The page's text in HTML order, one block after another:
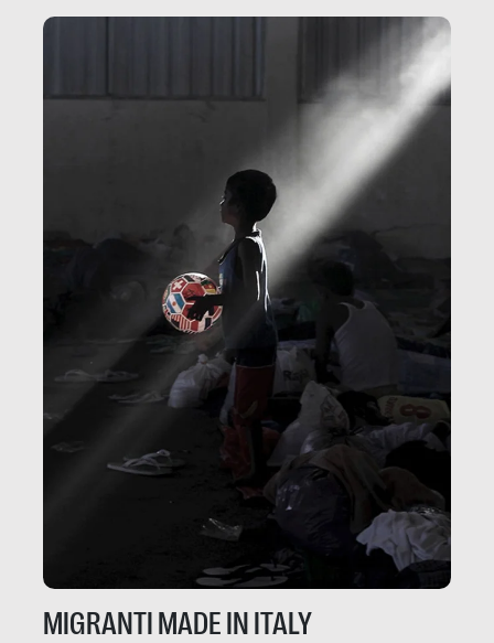
MIGRANTI MADE IN ITALY